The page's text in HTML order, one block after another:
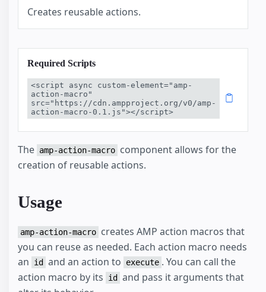
Creates reusable actions.
Required Scripts
<script async custom-element="amp-
action-macro"
src="https://cdn.ampproject.org/v0/amp-
action-macro-0.1.js"></script>
The amp-action-macro component allows for the
creation of reusable actions.
Usage
amp-action-macro creates AMP action macros that
you can reuse as needed. Each action macro needs
an
id and an action to execute . You can call the
action macro by its
id
and pass it arguments that